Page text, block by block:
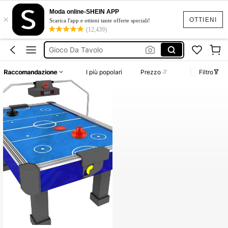
OTTIENI
×
Moda online-SHEIN APP
Scarica l'app e ottieni tante offerte speciali!
(12,439)
Giocci
Giochi
Hockey Da Tavolo
Gioco Da Tavolo
Giocci
Giochi
Raccomandazione I più popolari Prezzo Filtro